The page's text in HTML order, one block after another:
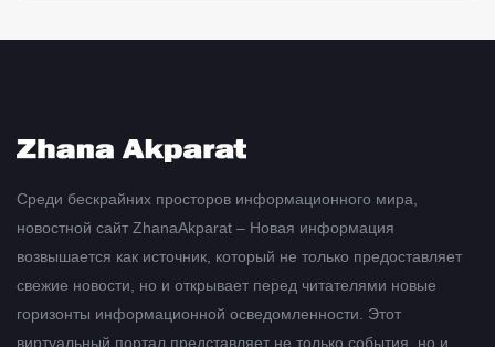
Среди бескрайних просторов информационного мира,
новостной сайт ZhanaAkparat – Новая информация
возвышается как источник, который не только предоставляет
свежие новости, но и открывает перед читателями новые
горизонты информационной осведомленности. Этот
виртуальный портал представляет не только события, но и